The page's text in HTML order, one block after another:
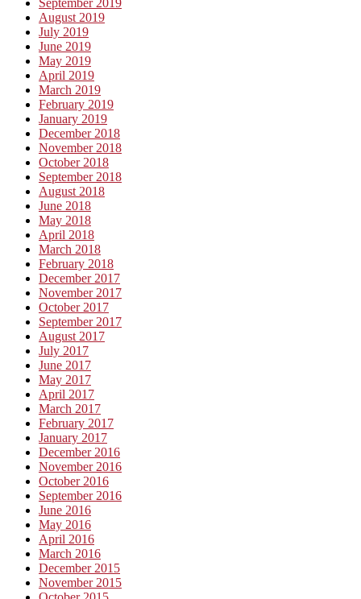
September 2019
August 2019
July 2019
June 2019
May 2019
April 2019
March 2019
February 2019
January 2019
December 2018
November 2018
October 2018
September 2018
August 2018
June 2018
May 2018
April 2018
March 2018
February 2018
December 2017
November 2017
October 2017
September 2017
August 2017
July 2017
June 2017
May 2017
April 2017
March 2017
February 2017
January 2017
December 2016
November 2016
October 2016
September 2016
June 2016
May 2016
April 2016
March 2016
December 2015
November 2015